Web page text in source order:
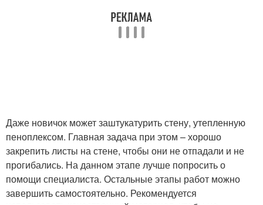
Даже новичок может заштукатурить стену, утепленную
пеноплексом. Главная задача при этом – хорошо
закрепить листы на стене, чтобы они не отпадали и не
прогибались. На данном этапе лучше попросить о
помощи специалиста. Остальные этапы работ можно
завершить самостоятельно. Рекомендуется